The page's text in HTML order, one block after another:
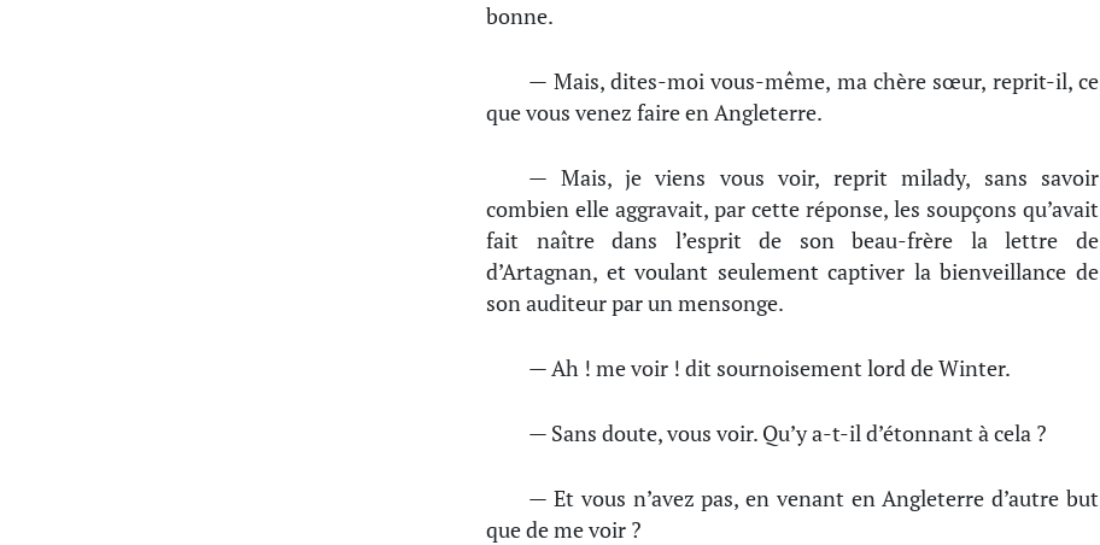
bonne.
— Mais, dites-moi vous-même, ma chère sœur, reprit-il, ce
que vous venez faire en Angleterre.
— Mais, je viens vous voir, reprit milady, sans savoir
combien elle aggravait, par cette réponse, les soupçons qu’avait
fait naître dans l’esprit de son beau-frère la lettre de
d’Artagnan, et voulant seulement captiver la bienveillance de
son auditeur par un mensonge.
— Ah ! me voir ! dit sournoisement lord de Winter.
— Sans doute, vous voir. Qu’y a-t-il d’étonnant à cela ?
— Et vous n’avez pas, en venant en Angleterre d’autre but
que de me voir ?